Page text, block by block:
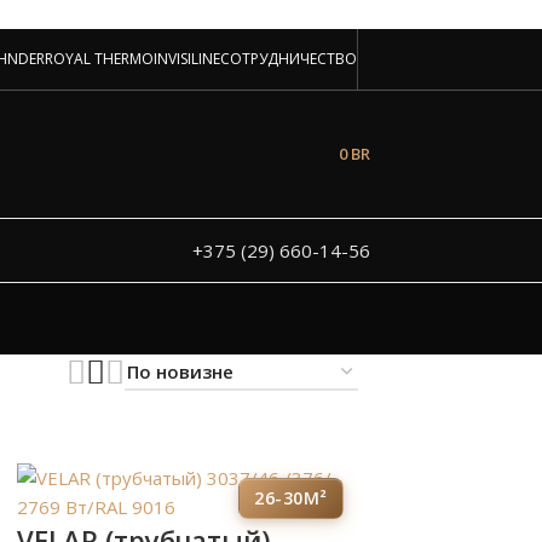
под заказ
ROYAL THERMOINVISILINEСОТРУДНИЧЕСТВО
0BR
+375 (29) 660-14-56
26-30М²